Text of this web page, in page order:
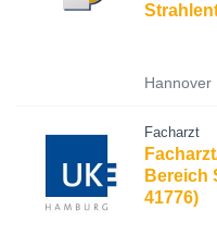
Hannover
Facharzt
Bereich
41776)